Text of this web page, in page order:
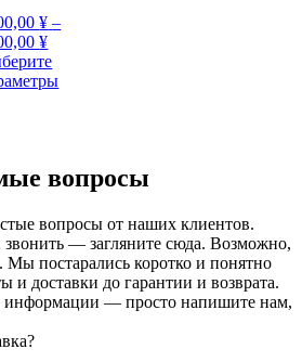
¥ –
¥Диапазон
цен:
3000,00 ¥
Этот
Опции
можно
на
странице
товара.
вопросы
вопросы от наших клиентов.
— загляните сюда. Возможно,
постарались коротко и понятно
и доставки до гарантии и возврата.
— просто напишите нам,